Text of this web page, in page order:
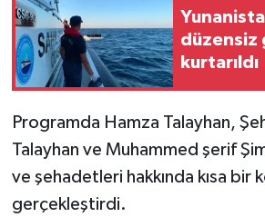
düzensiz
kurtarıldı
Programda Hamza Talayhan,
Talayhan ve Muhammed şerif
ve şehadetleri hakkında kısa bir
gerçekleştirdi.